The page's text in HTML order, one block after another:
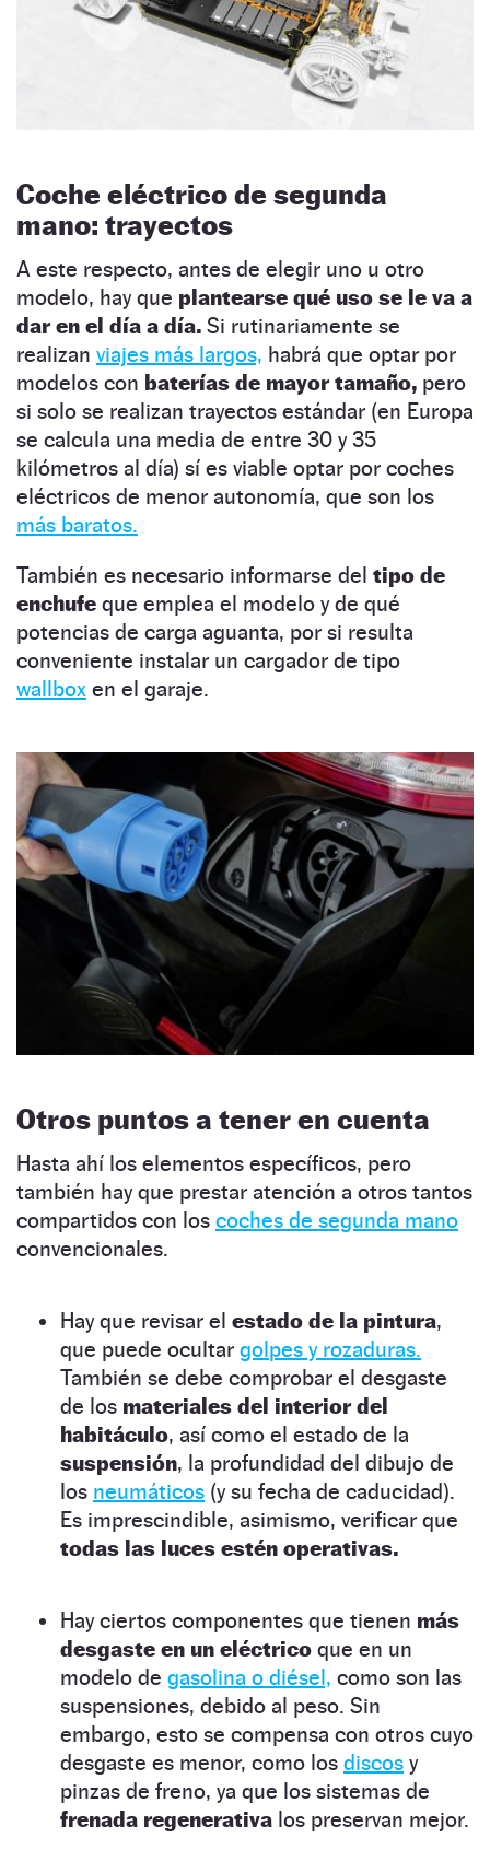
Coche eléctrico de segunda
mano: trayectos
A este respecto, antes de elegir uno u otro
modelo, hay que plantearse qué uso se le va a
dar en el día a día. Si rutinariamente se
realizan viajes más largos, habrá que optar por
modelos con baterías de mayor tamaño, pero
si solo se realizan trayectos estándar (en Europa
se calcula una media de entre 30 y 35
kilómetros al día) sí es viable optar por coches
eléctricos de menor autonomía, que son los
más baratos.
También es necesario informarse del tipo de
enchufe que emplea el modelo y de qué
potencias de carga aguanta, por si resulta
conveniente instalar un cargador de tipo
wallbox en el garaje.
Otros puntos a tener en cuenta
Hasta ahí los elementos específicos, pero
también hay que prestar atención a otros tantos
compartidos con los coches de segunda mano
convencionales.
Hay que revisar el estado de la pintura,
que puede ocultar golpes y rozaduras.
También se debe comprobar el desgaste
de los materiales del interior del
habitáculo, así como el estado de la
suspensión, la profundidad del dibujo de
los neumáticos (y su fecha de caducidad).
Es imprescindible, asimismo, verificar que
todas las luces estén operativas.
Hay ciertos componentes que tienen más
desgaste en un eléctrico que en un
modelo de gasolina o diésel, como son las
suspensiones, debido al peso. Sin
embargo, esto se compensa con otros cuyo
desgaste es menor, como los discos y
pinzas de freno, ya que los sistemas de
frenada regenerativa los preservan mejor.